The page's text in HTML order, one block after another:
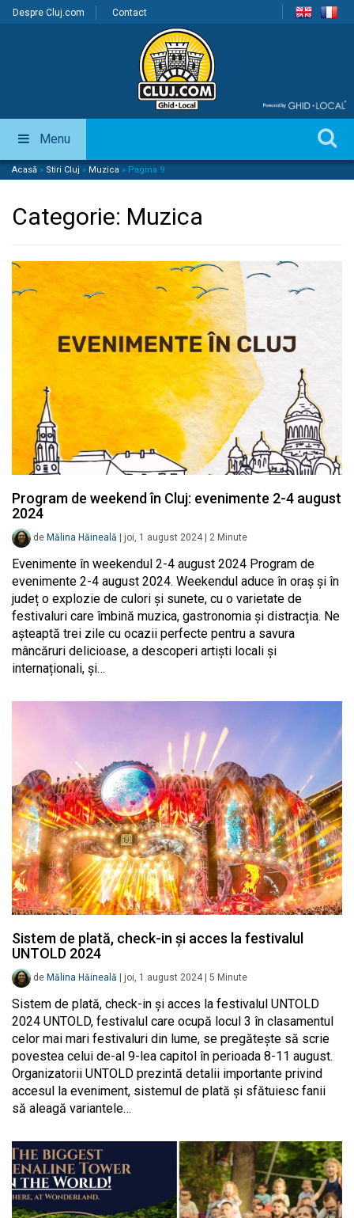
Despre Cluj.com Contact
Menu
Acasă » Stiri Cluj » Muzica » Pagina 9
Categorie: Muzica
Program de weekend în Cluj: evenimente 2-4 august
2024
de Mălina Hăineală joi, 1 august 2024 2 Minute
Evenimente în weekendul 2-4 august 2024 Program de
evenimente 2-4 august 2024. Weekendul aduce în oraș și în
județ o explozie de culori și sunete, cu o varietate de
festivaluri care îmbină muzica, gastronomia și distracția. Ne
așteaptă trei zile cu ocazii perfecte pentru a savura
mâncăruri delicioase, a descoperi artiști locali și
internaționali, și…
Sistem de plată, check-in și acces la festivalul
UNTOLD 2024
de Mălina Hăineală joi, 1 august 2024 5 Minute
Sistem de plată, check-in și acces la festivalul UNTOLD
2024 UNTOLD, festivalul care ocupă locul 3 în clasamentul
celor mai mari festivaluri din lume, se pregătește să scrie
povestea celui de-al 9-lea capitol în perioada 8-11 august.
Organizatorii UNTOLD prezintă detalii importante privind
accesul la eveniment, sistemul de plată și sfătuiesc fanii
să aleagă variantele…